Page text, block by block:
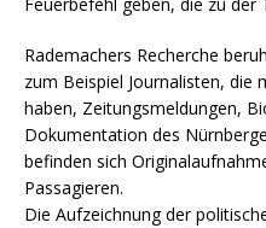
Rademachers Recherche
zum Beispiel Journalisten, die
haben, Zeitungsmeldungen,
Dokumentation des
befinden sich
Passagieren.
Die Aufzeichnung der